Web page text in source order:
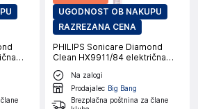
UGODNOST OB NAKUPU
RAZREZANA CENA
PHILIPS Sonicare Diamond
Clean HX9911/84 električna
zobna ščetka
Na zalogi
Prodajalec Big Bang
Brezplačna poštnina za člane